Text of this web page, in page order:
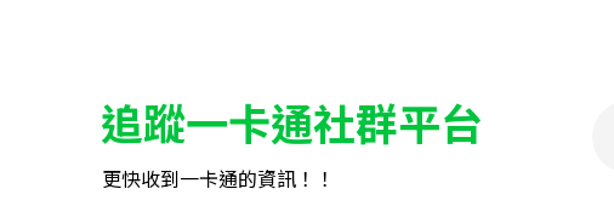
追蹤一卡通社群平台
更快收到一卡通的資訊！！